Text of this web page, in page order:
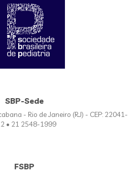
SBP-Sede
- Rio de Janeiro (RJ) - CEP: 22041-
• 21 2548-1999
FSBP